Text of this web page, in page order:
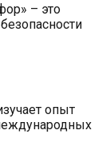
– это
опыт